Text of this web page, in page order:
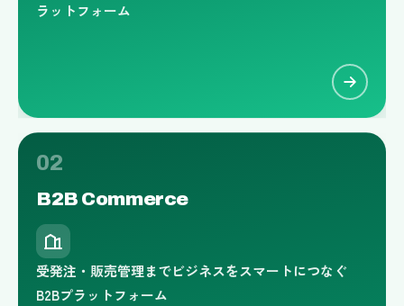
ラットフォーム
02
B2B Commerce
受発注・販売管理までビジネスをスマートにつなぐ
B2Bプラットフォーム